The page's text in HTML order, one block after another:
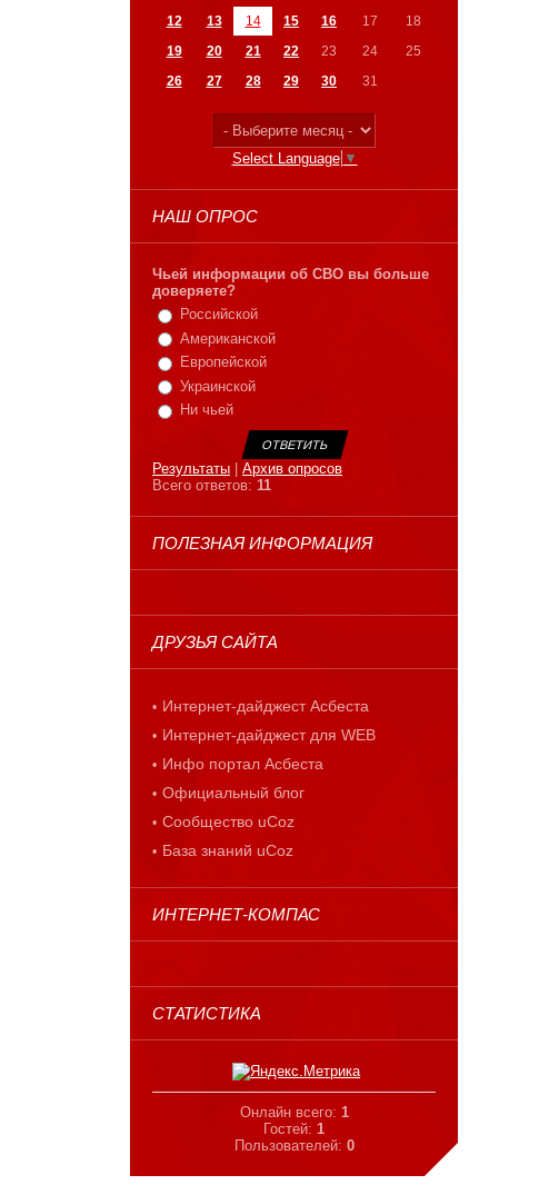
12
13 14 15 16 17
18
19
20 21 22 23 24
25
26
27 28 29 30 31
Select Language ▼
НАШ ОПРОС
Чьей информации об СВО вы больше
доверяете?
Российской
Американской
Европейской
Украинской
Ни чьей
Результаты
Архив опросов
Всего ответов: 11
ПОЛЕЗНАЯ ИНФОРМАЦИЯ
ДРУЗЬЯ САЙТА
Интернет-дайджест Асбеста
Интернет-дайджест для WEB
Инфо портал Асбеста
Официальный блог
Сообщество uCoz
База знаний uCoz
ИНТЕРНЕТ-КОМПАС
СТАТИСТИКА
Онлайн всего: 1
Гостей: 1
Пользователей: 0